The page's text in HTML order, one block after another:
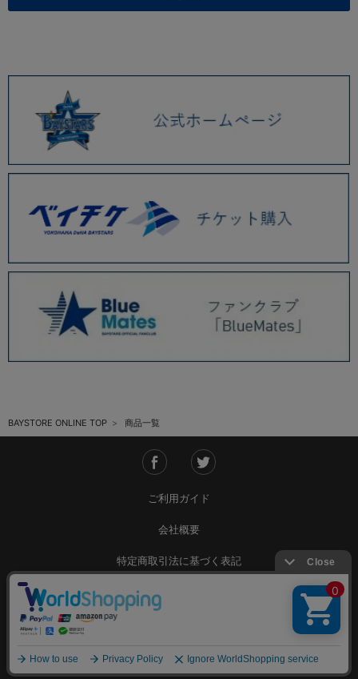
BAYSTORE ONLINE TOP 商品一覧
ご利用ガイド
会社概要
特定商取引法に基づく表記
ご利用規約
Copyright © YOKOHAMA DeNA BAYSTARS All Rights Reserved.